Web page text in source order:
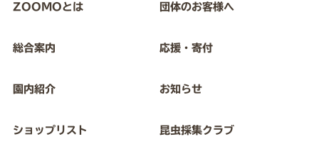
ZOOMOとは
総合案内
園内紹介
ショップリスト
団体のお客様へ
応援・寄付
お知らせ
昆虫採集クラブ